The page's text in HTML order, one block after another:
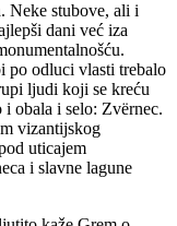
Neke stubove, ali i
dani već iza
po odluci vlasti trebalo
ljudi koji se kreću
obala i selo: Zvërnec.
vizantijskog
uticajem
i slavne lagune